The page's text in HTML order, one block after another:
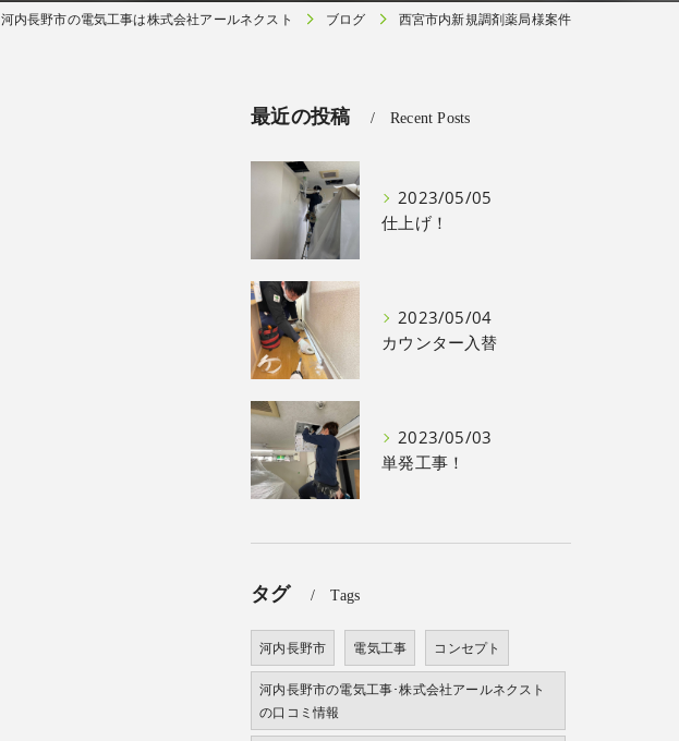
河内長野市の電気工事は株式会社アールネクスト ブログ 西宮市内新規調剤薬局様案件
最近の投稿 Recent Posts
2023/05/05
仕上げ！
2023/05/04
カウンター入替
2023/05/03
単発工事！
タグ Tags
河内長野市 電気工事 コンセプト
河内長野市の電気工事･株式会社アールネクスト
の口コミ情報